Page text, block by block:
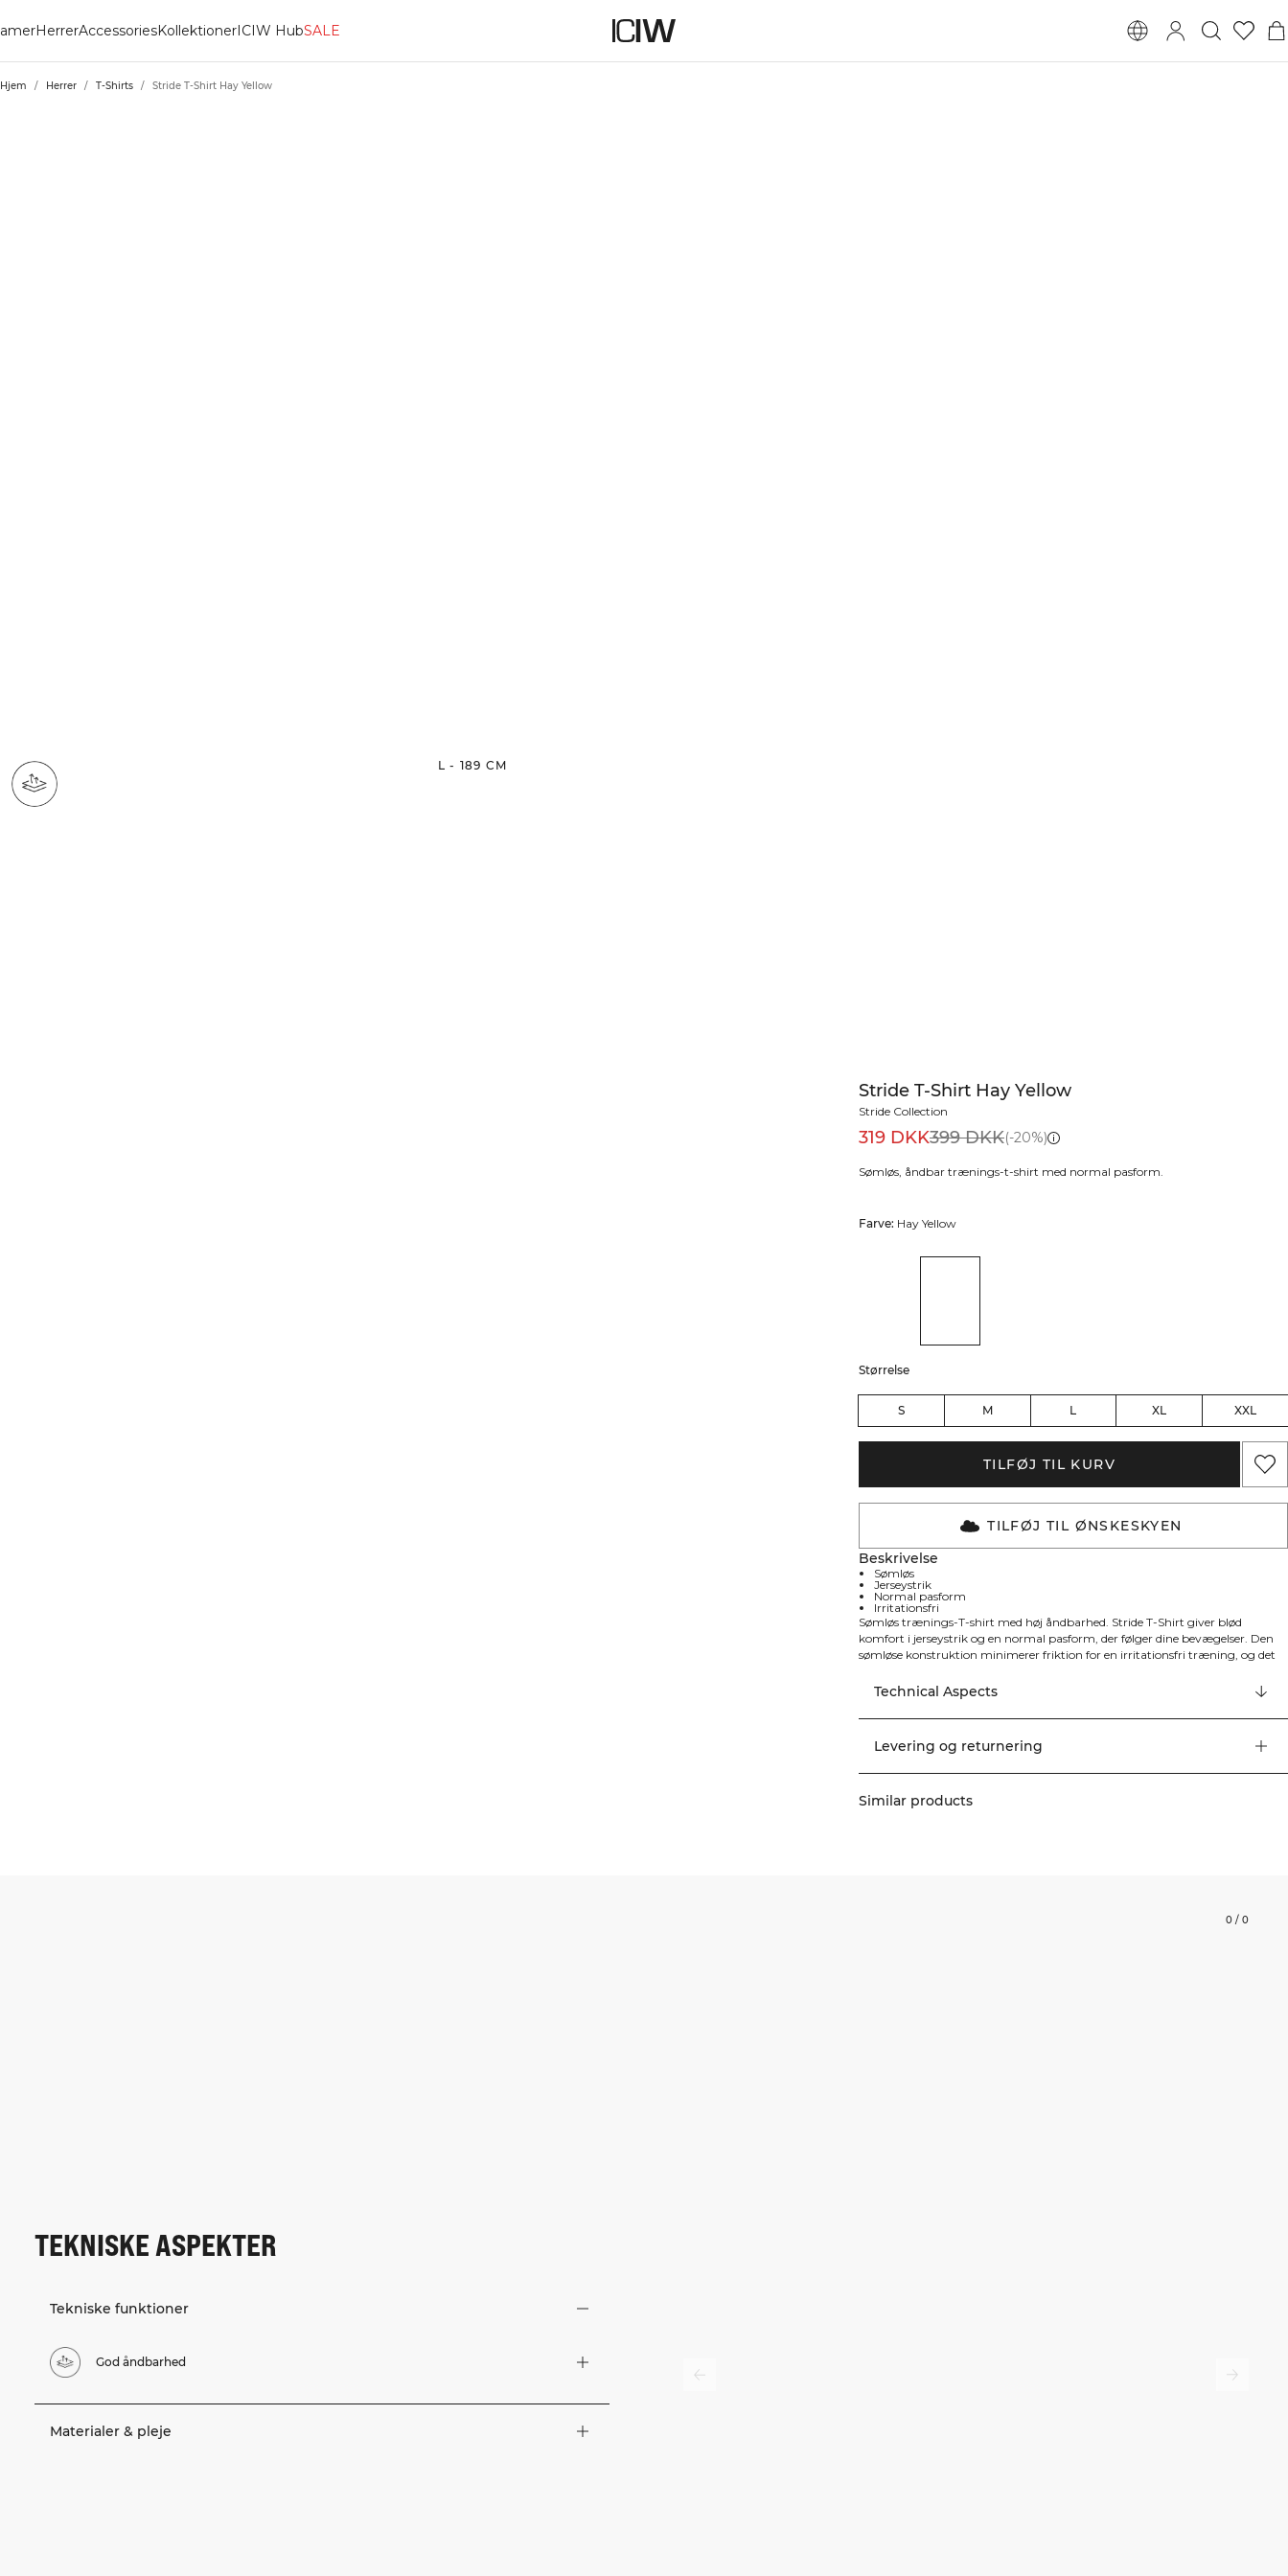
HerrerAccessoriesKollektionerICIW HubSALE
Hjem / Herrer / T-Shirts / Stride T-Shirt Hay Yellow
L - 189 CM
Stride T-Shirt Hay Yellow
Stride Collection
319 DKK399 DKK(-20%)
Sømløs, åndbar trænings-t-shirt med normal pasform.
Farve: Hay Yellow
Størrelse
S M L XL XXL
TILFØJ TIL KURV
TILFØJ TIL ØNSKESKYEN
Beskrivelse
Sømløs
Jerseystrik
Normal pasform
Irritationsfri
Sømløs trænings-T-shirt med høj åndbarhed. Stride T-Shirt giver blød
komfort i jerseystrik og en normal pasform, der følger dine bevægelser. Den
sømløse konstruktion minimerer friktion for en irritationsfri træning, og det
løbeturen udenfor. 92% polyamid, 8% elastan.
Technical Aspects
Levering og returnering
Similar products
0/ 0
TEKNISKE ASPEKTER
Tekniske funktioner
God åndbarhed
Materialer & pleje